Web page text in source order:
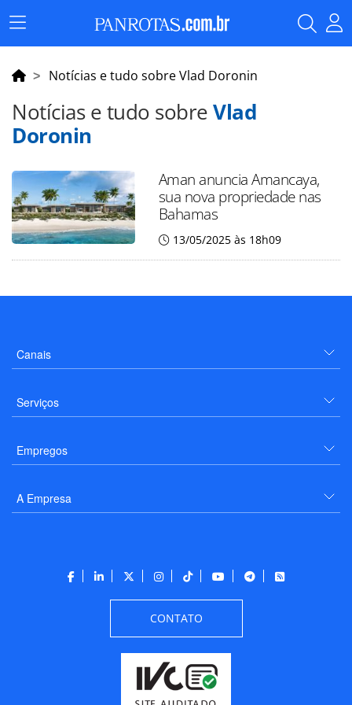
Menu
Principal
Notícias e tudo sobre Vlad Doronin
Notícias e tudo sobreVlad
Doronin
Aman anuncia Amancaya,
sua nova propriedade nas
Bahamas
13/05/2025 às 18h09
Canais
Serviços
Empregos
A Empresa
CONTATO